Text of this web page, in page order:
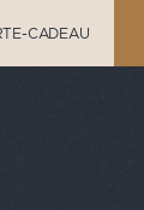
CADEAU